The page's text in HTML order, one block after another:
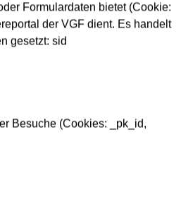
oder PDF.
inklusive Anhang gesendet wird. In
Formulardaten bietet (Cookie:
der VGF dient. Es handelt
gesetzt: sid
Besuche (Cookies: _pk_id,